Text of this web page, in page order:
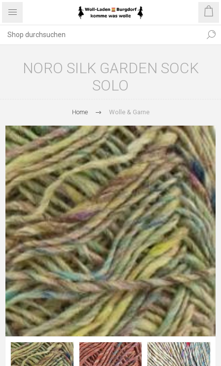
NORO SILK GARDEN SOCK
SOLO
Home Wolle & Garne